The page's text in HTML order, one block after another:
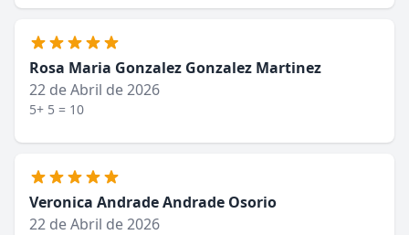
Rosa Maria Gonzalez Gonzalez Martinez
22 de Abril de 2026
5+ 5 = 10
Veronica Andrade Andrade Osorio
22 de Abril de 2026